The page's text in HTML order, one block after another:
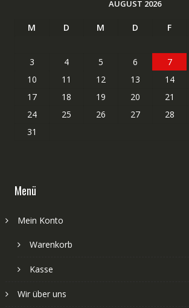
AUGUST 2026
M D M D F
3
4 5 6 7
10
11 12 13 14
17
18 19 20 21
24
25 26 27 28
31
Menü
Mein Konto
Warenkorb
Kasse
Wir über uns